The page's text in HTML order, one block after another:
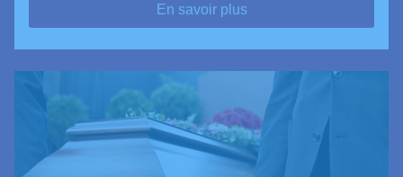
En savoir plus